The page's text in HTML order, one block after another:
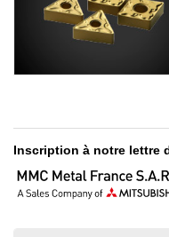
Inscription à notre lettre